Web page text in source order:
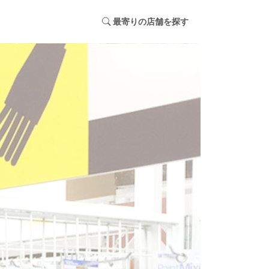
最寄りの店舗を探す